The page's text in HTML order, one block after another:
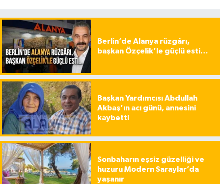
Berlin’de Alanya rüzgârı,
başkan Özçelik’le güçlü esti…
Başkan Yardımcısı Abdullah
Akbaş’ın acı günü, annesini
kaybetti
Sonbaharın eşsiz güzelliği ve
huzuru Modern Saraylar’da
yaşanır